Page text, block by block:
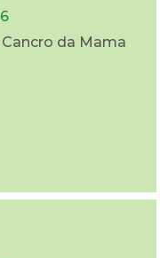
da Mama